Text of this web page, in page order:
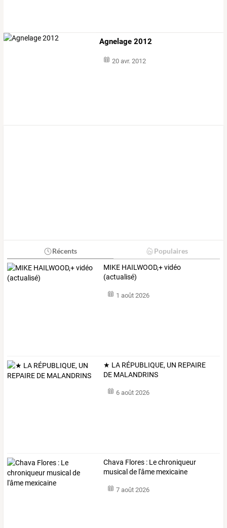
Agnelage 2012
20 avr. 2012
Récents Populaires
MIKE HAILWOOD,+ vidéo
(actualisé)
1 août 2026
★ LA RÉPUBLIQUE, UN REPAIRE
DE MALANDRINS
6 août 2026
Chava Flores : Le chroniqueur
musical de l'âme mexicaine
7 août 2026